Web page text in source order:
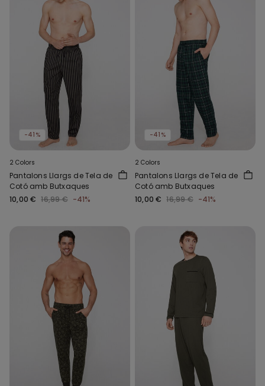
-41%
2 Colors
Pantalons Llargs de Tela de
Cotó amb Butxaques
10,00 € 16,99 € -41%
-41%
2 Colors
Pantalons Llargs de Tela de
Cotó amb Butxaques
10,00 € 16,99 € -41%